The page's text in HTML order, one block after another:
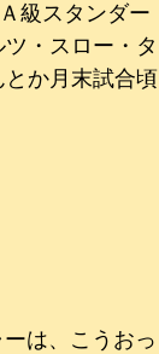
級スタンダー
・スロー・タ
か月末試合頃
は、こうおっ